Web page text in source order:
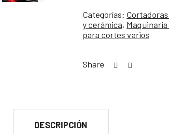
Categorías:
y cerámica,
para cortes varios
Share
DESCRIPCIÓN